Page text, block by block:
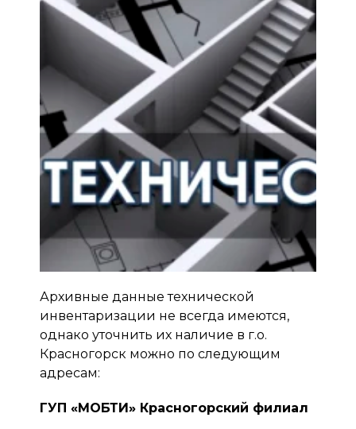
Архивные данные технической
инвентаризации не всегда имеются,
однако уточнить их наличие в г.о.
Красногорск можно по следующим
адресам:
ГУП «МОБТИ» Красногорский филиал